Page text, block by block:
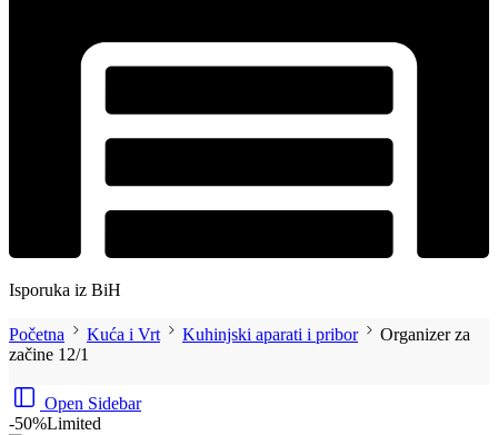
Isporuka iz BiH
Početna Kuća i Vrt Kuhinjski aparati i pribor
Organizer za
začine 12/1
Open Sidebar
-50%Limited